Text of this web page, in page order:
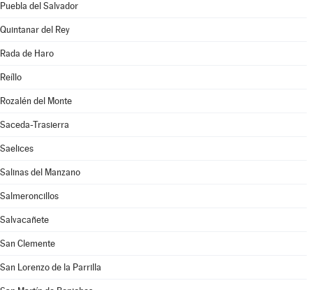
Puebla del Salvador
Quintanar del Rey
Rada de Haro
Reíllo
Rozalén del Monte
Saceda-Trasierra
Saelices
Salinas del Manzano
Salmeroncillos
Salvacañete
San Clemente
San Lorenzo de la Parrilla